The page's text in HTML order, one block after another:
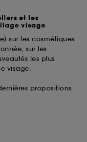
et les
visage
sur les cosmétiques
sur les
les plus
visage.
propositions